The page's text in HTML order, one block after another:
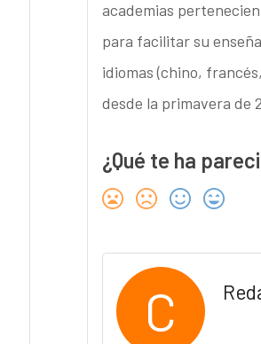
academias
para facilitar su
idiomas (chino,
desde la primavera de
¿Qué te ha
C